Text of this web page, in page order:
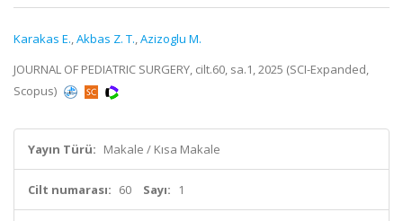
Karakas E.,Akbas Z. T.,Azizoglu M.
JOURNAL OF PEDIATRIC SURGERY, cilt.60, sa.1, 2025 (SCI-Expanded,
Scopus)
Yayın Türü: Makale / Kısa Makale
Cilt numarası: 60 Sayı: 1